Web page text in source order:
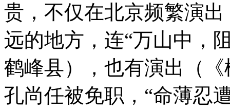
贵，不仅在北京频繁演
远的地方，连“万山中，
鹤峰县），也有演出（
孔尚任被免职，“命薄忍